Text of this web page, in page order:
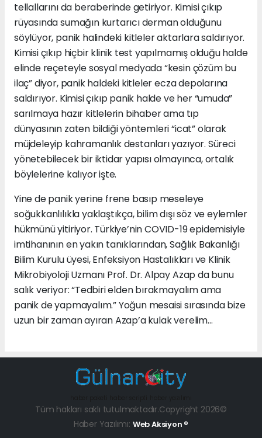
tellallarını da beraberinde getiriyor. Kimisi çıkıp
rüyasında sumağın kurtarıcı derman olduğunu
söylüyor, panik halindeki kitleler aktarlara saldırıyor.
Kimisi çıkıp hiçbir klinik test yapılmamış olduğu halde
elinde reçeteyle sosyal medyada “kesin çözüm bu
ilaç” diyor, panik haldeki kitleler ecza depolarına
saldırıyor. Kimisi çıkıp panik halde ve her “umuda”
sarılmaya hazır kitlelerin bihaber ama tıp
dünyasının zaten bildiği yöntemleri “icat” olarak
müjdeleyip kahramanlık destanları yazıyor. Süreci
yönetebilecek bir iktidar yapısı olmayınca, ortalık
böylelerine kalıyor işte.
Yine de panik yerine frene basıp meseleye
soğukkanlılıkla yaklaştıkça, bilim dışı söz ve eylemler
hükmünü yitiriyor. Türkiye’nin COVID-19 epidemisiyle
imtihanının en yakın tanıklarından, Sağlık Bakanlığı
Bilim Kurulu üyesi, Enfeksiyon Hastalıkları ve Klinik
Mikrobiyoloji Uzmanı Prof. Dr. Alpay Azap da bunu
salık veriyor: “Tedbiri elden bırakmayalım ama
panik de yapmayalım.” Yoğun mesaisi sırasında bize
uzun bir zaman ayıran Azap’a kulak verelim…
Tüm hakları saklı tutulmaktadır.Copyright 2026©
Haber Yazılımı: Web Aksiyon ®